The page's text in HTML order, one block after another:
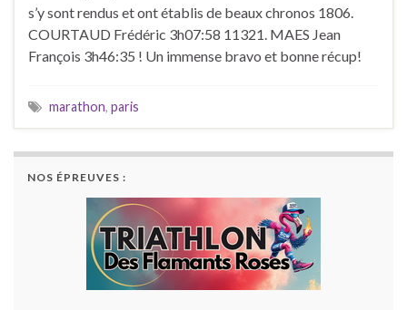
s’y sont rendus et ont établis de beaux chronos 1806.
COURTAUD Frédéric 3h07:58 11321. MAES Jean
François 3h46:35 ! Un immense bravo et bonne récup!
marathon, paris
NOS ÉPREUVES :